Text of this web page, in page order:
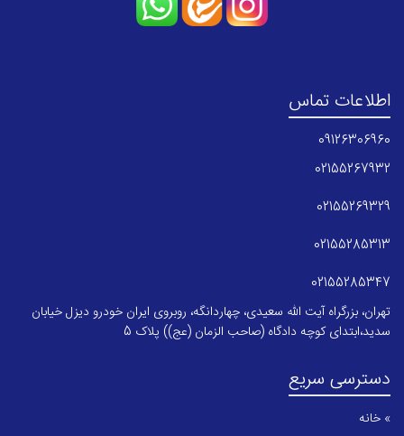
اطلاعات تماس
09126306960
02155267932
02155269329
02155285313
02155285347
تهران، بزرگراه آیت الله سعیدی، چهاردانگه، روبروی ایران خودرو دیزل خیابان
سدید،ابتدای کوچه دادگاه (صاحب الزمان (عج)) پلاک 5
دسترسی سریع
» خانه